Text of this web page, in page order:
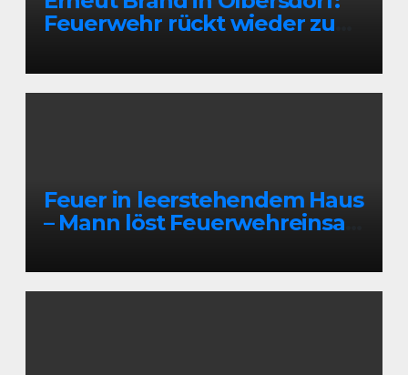
Feuerwehr rückt wieder zu
Feuer in leerstehendem Haus
– Mann löst Feuerwehreinsatz